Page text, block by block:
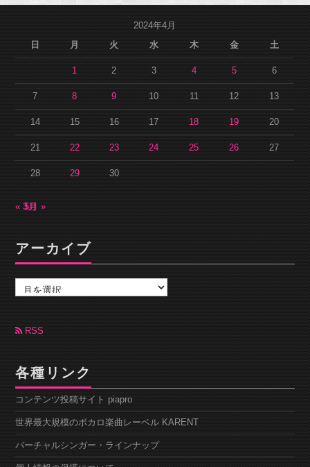
2024年4月
日
月 火 水 木 金 土
1 2 3 4 5 6
7 8 9 10 11 12 13
14 15 16 17 18 19 20
21 22 23 24 25 26 27
28 29 30
« 3月5月 »
アーカイブ
カ
ブ RSS
各種リンク
コンテンツ投稿サイト piapro
世界最大規模のボカロ楽曲レーベル KARENT
バーチャルシンガー・ラインナップ